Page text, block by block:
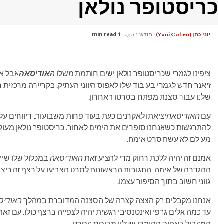
כריסטופר נולאן
יוני כהן (Yoni Cohen) חודש 1 ago 1 min read
ציפינו לגמרי שכריסטופר נולאן ישים חותמת משלו האודיסאהאבל
ז'אנר חדש לגמרי בעיבוד שלו לאפוס היווני העתיק. בקריירה
שלנו עבור סצנת מפתח בסרטו האחרון.
עִם האודיסאהיציאתו לאקרנים כעת בעוד פחות משבועות, דיווחים
להתרגשות כשאנחנו סופרים את הימים לאחור. כריסטופר נולאן
מעולם לא עשה סרט אימה.
אמנם זה יהיה ללכת רחוק מדי להציע זאתהאודיסאה במכלול שלו
ההגדרה של אימה. התגובות הראשונות לסרט הצביעו על רצף זה
גווני חשוב בתוך הסיפור עצמו.
אנחנו מקבלים רק הצצה קצרה של הסצנה המדוברת במהלך
עד כמה אלים גרפי ואינטנסיבי רגשית יהיה לצפייה ברצף כולו. עם